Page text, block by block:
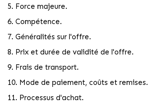
5. Force majeure.
6. Compétence.
7. Généralités sur l'offre.
8. Prix et durée de validité de l'offre.
9. Frais de transport.
10. Mode de paiement, coûts et remises.
11. Processus d'achat.